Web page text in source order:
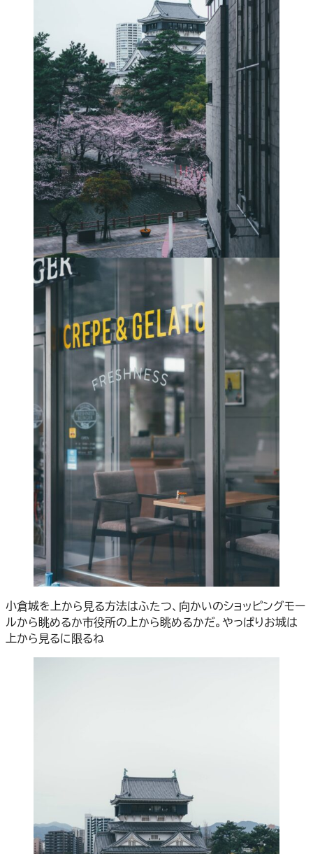
小倉城を上から見る方法はふたつ、向かいのショッピングモー
ルから眺めるか市役所の上から眺めるかだ。やっぱりお城は
上から見るに限るね